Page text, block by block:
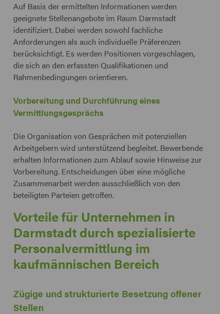
Auf Basis der ermittelten Informationen werden
geeignete Stellenangebote im Raum Darmstadt
identifiziert. Dabei werden sowohl fachliche
Anforderungen als auch individuelle Präferenzen
berücksichtigt. Es werden Positionen vorgeschlagen,
die sich an den erfassten Qualifikationen und
Rahmenbedingungen orientieren.
Vorbereitung und Durchführung eines
Vermittlungsgesprächs
Die Organisation von Gesprächen mit potenziellen
Arbeitgebern wird unterstützend begleitet. Bewerbende
erhalten Informationen zum Ablauf sowie Hinweise zur
Vorbereitung. Entscheidungen über eine mögliche
Zusammenarbeit werden ausschließlich von den
beteiligten Parteien getroffen.
Vorteile für Unternehmen in
Darmstadt durch spezialisierte
Personalvermittlung im
kaufmännischen Bereich
Zügige und strukturierte Besetzung offener
Stellen